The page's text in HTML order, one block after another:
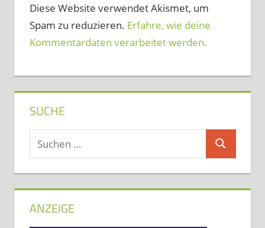
Diese Website verwendet Akismet, um
Spam zu reduzieren. Erfahre, wie deine
Kommentardaten verarbeitet werden.
SUCHE
Suchen
nach:
Suchen
ANZEIGE